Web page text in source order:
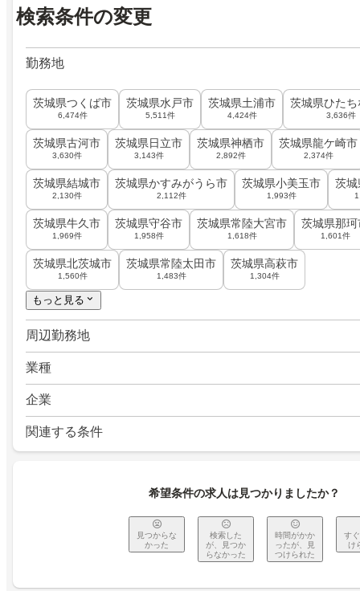
検索条件の変更
勤務地
茨城県つくば市
6,474件
茨城県水戸市
5,511件
茨城県土浦市
4,424件
茨城県ひた
3,636件
茨城県古河市
3,630件
茨城県日立市
3,143件
茨城県神栖市
2,892件
茨城県龍ケ崎市
2,374件
茨城県結城市
2,130件
茨城県かすみがうら市
2,112件
茨城県小美玉市
1,993件
茨城
茨城県牛久市
1,969件
茨城県守谷市
1,958件
茨城県常陸大宮市
1,618件
茨城県那珂
1,601件
茨城県北茨城市
1,560件
茨城県常陸太田市
1,483件
茨城県高萩市
1,304件
もっと見る
周辺勤務地
業種
企業
関連する条件
希望条件の求人は見つかりましたか？
見つからな
かった
検索した
が、見つか
らなかった
時間がかか
ったが、見
つけられた
す
け